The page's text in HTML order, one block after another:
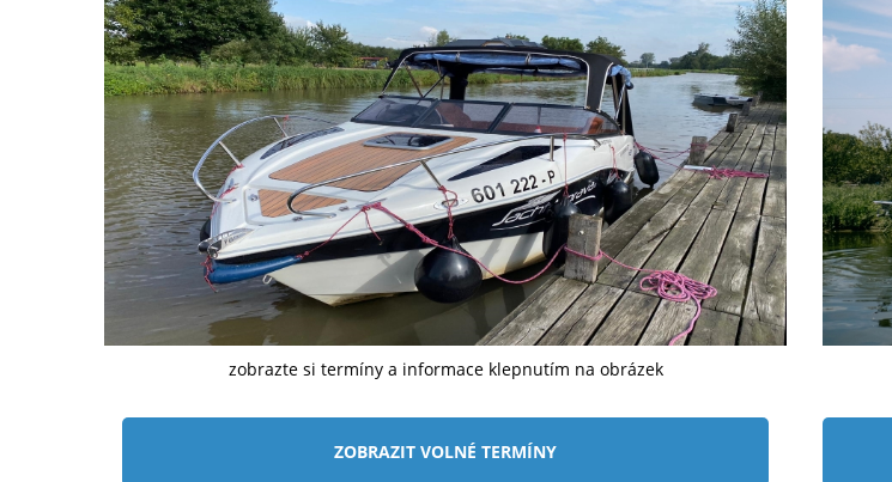
zobrazte si termíny a informace klepnutím na obrázek
ZOBRAZIT VOLNÉ TERMÍNY